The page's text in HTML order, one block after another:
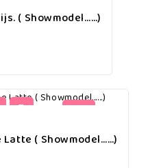
( Showmodel……)
-33%
Latte ( Showmodel……)